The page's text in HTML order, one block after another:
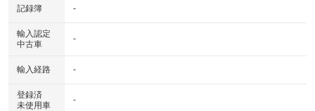
記録簿 -
輸入認定
中古車
-
輸入経路 -
登録済
未使用車
-